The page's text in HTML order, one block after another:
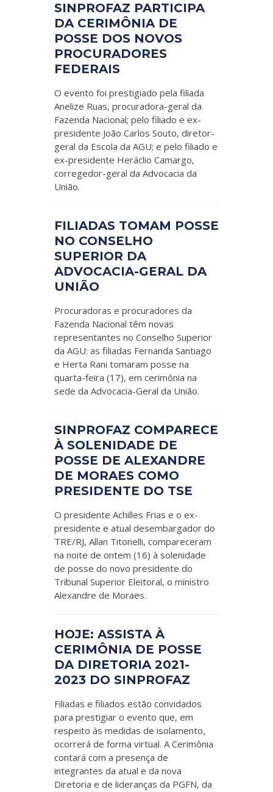
SINPROFAZ PARTICIPA
DA CERIMÔNIA DE
POSSE DOS NOVOS
PROCURADORES
FEDERAIS
O evento foi prestigiado pela filiada
Anelize Ruas, procuradora-geral da
Fazenda Nacional; pelo filiado e ex-
presidente João Carlos Souto, diretor-
geral da Escola da AGU; e pelo filiado e
ex-presidente Heráclio Camargo,
corregedor-geral da Advocacia da
União.
FILIADAS TOMAM POSSE
NO CONSELHO
SUPERIOR DA
ADVOCACIA-GERAL DA
UNIÃO
Procuradoras e procuradores da
Fazenda Nacional têm novas
representantes no Conselho Superior
da AGU: as filiadas Fernanda Santiago
e Herta Rani tomaram posse na
quarta-feira (17), em cerimônia na
sede da Advocacia-Geral da União.
SINPROFAZ COMPARECE
À SOLENIDADE DE
POSSE DE ALEXANDRE
DE MORAES COMO
PRESIDENTE DO TSE
O presidente Achilles Frias e o ex-
presidente e atual desembargador do
TRE/RJ, Allan Titonelli, compareceram
na noite de ontem (16) à solenidade
de posse do novo presidente do
Tribunal Superior Eleitoral, o ministro
Alexandre de Moraes.
HOJE: ASSISTA À
CERIMÔNIA DE POSSE
DA DIRETORIA 2021-
2023 DO SINPROFAZ
Filiadas e filiados estão convidados
para prestigiar o evento que, em
respeito às medidas de isolamento,
ocorrerá de forma virtual. A Cerimônia
contará com a presença de
integrantes da atual e da nova
Diretoria e de lideranças da PGFN, da